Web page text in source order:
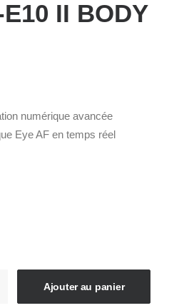
II BODY
numérique avancée
Eye AF en temps réel
Ajouter au panier